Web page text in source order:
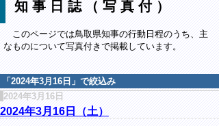
知事日誌（写真付）
このページでは鳥取県知事の行動日程のうち、主
なものについて写真付きで掲載しています。
「 2024年3月16日 」で絞込み
2024年3月16日
2024年3月16日（土）